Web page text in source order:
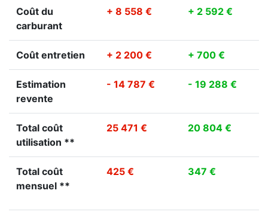
Coût du
carburant
+ 8 558 € + 2 592 €
Coût entretien + 2 200 € + 700 €
Estimation
revente
- 14 787 € - 19 288 €
Total coût
utilisation **
25 471 € 20 804 €
Total coût
mensuel **
425 € 347 €